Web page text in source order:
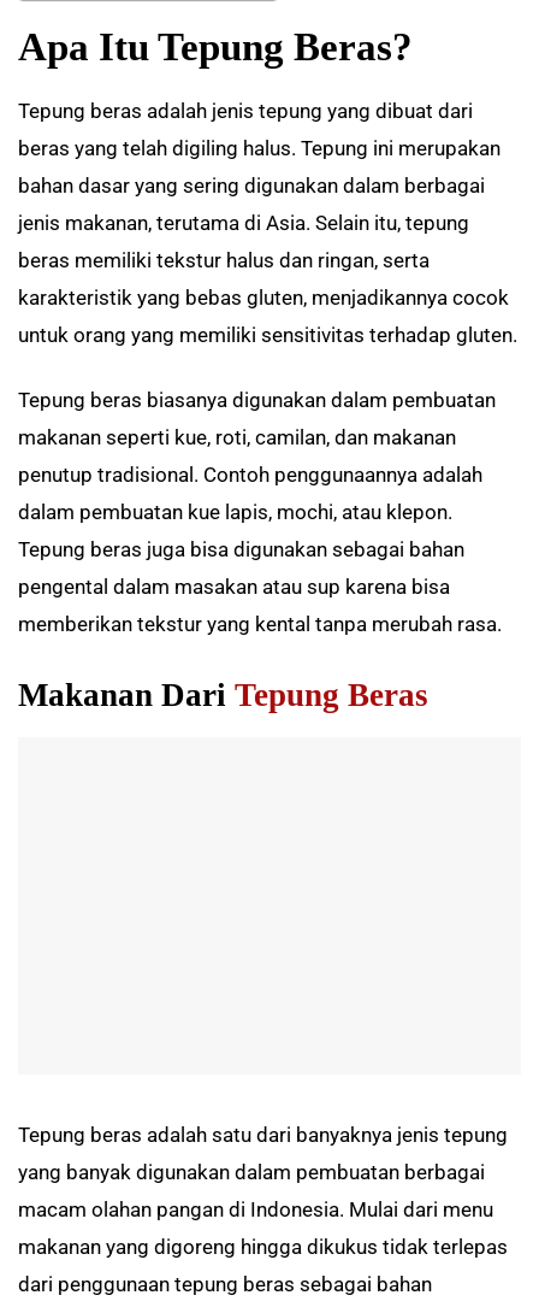
Apa Itu Tepung Beras?
Tepung beras adalah jenis tepung yang dibuat dari
beras yang telah digiling halus. Tepung ini merupakan
bahan dasar yang sering digunakan dalam berbagai
jenis makanan, terutama di Asia. Selain itu, tepung
beras memiliki tekstur halus dan ringan, serta
karakteristik yang bebas gluten, menjadikannya cocok
untuk orang yang memiliki sensitivitas terhadap gluten.
Tepung beras biasanya digunakan dalam pembuatan
makanan seperti kue, roti, camilan, dan makanan
penutup tradisional. Contoh penggunaannya adalah
dalam pembuatan kue lapis, mochi, atau klepon.
Tepung beras juga bisa digunakan sebagai bahan
pengental dalam masakan atau sup karena bisa
memberikan tekstur yang kental tanpa merubah rasa.
Makanan Dari Tepung Beras
Tepung beras adalah satu dari banyaknya jenis tepung
yang banyak digunakan dalam pembuatan berbagai
macam olahan pangan di Indonesia. Mulai dari menu
makanan yang digoreng hingga dikukus tidak terlepas
dari penggunaan tepung beras sebagai bahan